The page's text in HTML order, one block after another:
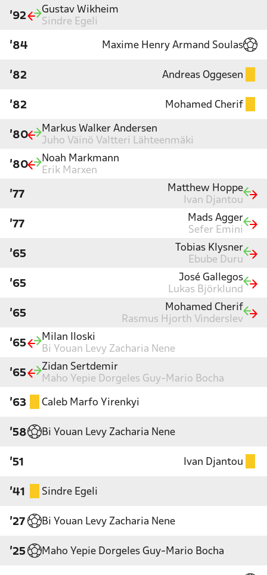
'92
Gustav Wikheim
Sindre Egeli
'84 Maxime Henry Armand Soulas
'82 Andreas Oggesen
'82 Mohamed Cherif
'80
Markus Walker Andersen
Juho Väinö Valtteri Lähteenmäki
'80
Noah Markmann
Erik Marxen
'77
Matthew Hoppe
Ivan Djantou
'77
Mads Agger
Sefer Emini
'65
Tobias Klysner
Ebube Duru
'65
José Gallegos
Lukas Björklund
'65
Mohamed Cherif
Rasmus Hjorth Vinderslev
'65
Milan Iloski
Bi Youan Levy Zacharia Nene
'65
Zidan Sertdemir
Maho Yepie Dorgeles Guy-Mario Bocha
'63 Caleb Marfo Yirenkyi
'58 Bi Youan Levy Zacharia Nene
'51 Ivan Djantou
'41 Sindre Egeli
'27 Bi Youan Levy Zacharia Nene
'25 Maho Yepie Dorgeles Guy-Mario Bocha